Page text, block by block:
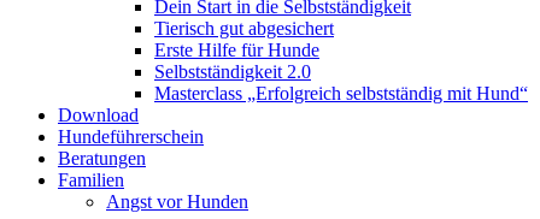
Dein Start in die Selbstständigkeit
Tierisch gut abgesichert
Erste Hilfe für Hunde
Selbstständigkeit 2.0
Masterclass „Erfolgreich selbstständig mit Hund“
Download
Hundeführerschein
Beratungen
Familien
Angst vor Hunden